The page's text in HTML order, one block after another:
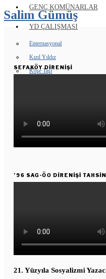
GENÇ KOMÜNARLAR
YD ÇALIŞMASI
Enternasyonal
Kızıl Yıldız
Köşe Taşı
Salim Gümüş
SEFAKÖY DIRENIŞI
’96 SAG-ÖO DİRENİŞİ
21. Yüzyıla Sosyalizmi